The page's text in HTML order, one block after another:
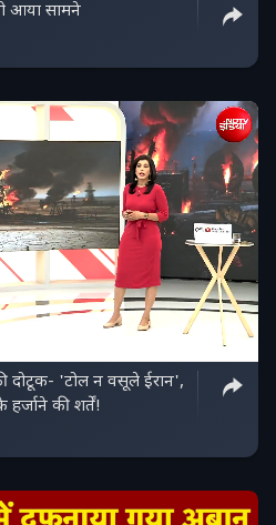
आया सामने
दोटूक- 'टोल न वसूले ईरान',
की शर्तें!